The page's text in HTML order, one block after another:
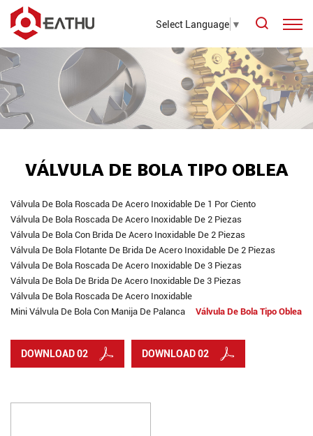
Select Language ▼
VÁLVULA DE BOLA TIPO OBLEA
Válvula De Bola Roscada De Acero Inoxidable De 1 Por Ciento
Válvula De Bola Roscada De Acero Inoxidable De 2 Piezas
Válvula De Bola Con Brida De Acero Inoxidable De 2 Piezas
Válvula De Bola Flotante De Brida De Acero Inoxidable De 2 Piezas
Válvula De Bola Roscada De Acero Inoxidable De 3 Piezas
Válvula De Bola De Brida De Acero Inoxidable De 3 Piezas
Válvula De Bola Roscada De Acero Inoxidable
Mini Válvula De Bola Con Manija De Palanca
Válvula De Bola Tipo Oblea
DOWNLOAD 02 DOWNLOAD 02